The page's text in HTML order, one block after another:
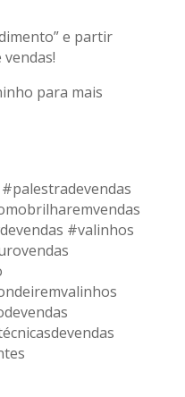
e partir
para mais
#valinhos